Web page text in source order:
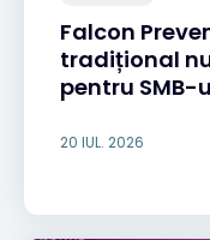
Falcon
tradițional
pentru SMB-
20 IUL. 2026